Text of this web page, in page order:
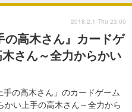
マンガ
イベント
新帝スタ
カバー
ラジオ
の高木さん』カードゲ
さん～全力からかい
の高木さん」のカードゲーム
い上手の高木さん～全力から
2018.2.1 Thu 23:00